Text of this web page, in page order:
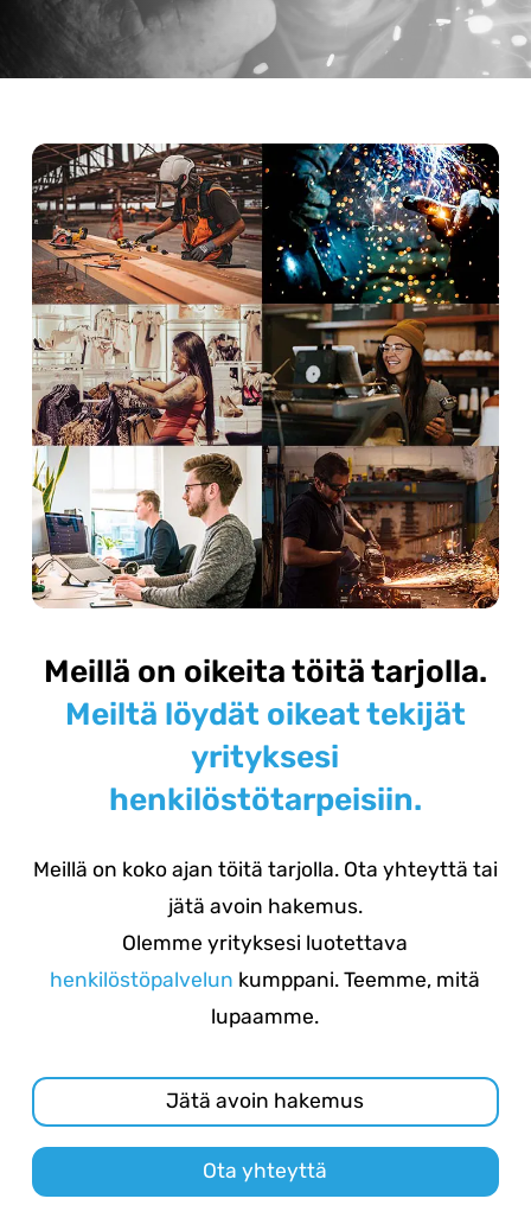
Meillä on oikeita töitä tarjolla.
Meiltä löydät oikeat tekijät
yrityksesi
henkilöstötarpeisiin.
Meillä on koko ajan töitä tarjolla. Ota yhteyttä tai
jätä avoin hakemus.
Olemme yrityksesi luotettava
henkilöstöpalvelun kumppani. Teemme, mitä
lupaamme.
Jätä avoin hakemus
Ota yhteyttä